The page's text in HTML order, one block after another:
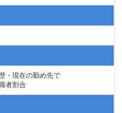
・現在の勤め先で
者割合